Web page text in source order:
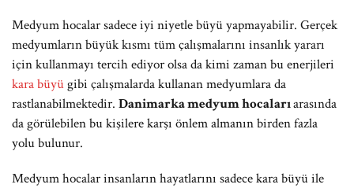
Medyum hocalar sadece iyi niyetle büyü yapmayabilir. Gerçek
medyumların büyük kısmı tüm çalışmalarını insanlık yararı
için kullanmayı tercih ediyor olsa da kimi zaman bu enerjileri
kara büyügibi çalışmalarda kullanan medyumlara da
rastlanabilmektedir. Danimarka medyum hocalarıarasında
da görülebilen bu kişilere karşı önlem almanın birden fazla
yolu bulunur.
Medyum hocalar insanların hayatlarını sadece kara büyü ile